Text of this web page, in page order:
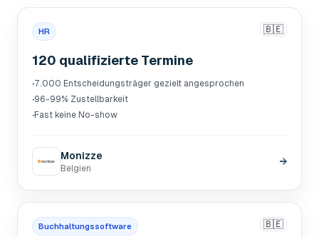
HR 🇧🇪
120 qualifizierte Termine
·7.000 Entscheidungsträger gezielt angesprochen
·96-99% Zustellbarkeit
·Fast keine No-show
Monizze
Belgien
→
Buchhaltungssoftware 🇧🇪